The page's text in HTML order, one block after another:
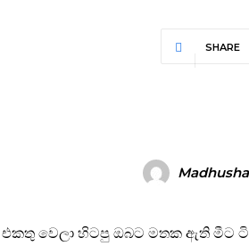
SHARE
වෙලා හිටපු ඔබට මතක ඇති මීට